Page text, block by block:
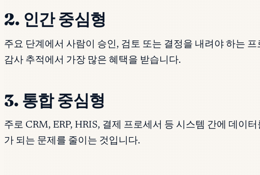
2. 인간 중심형
주요 단계에서 사람이 승인, 검토 또는 결정을 내려야 하는
감사 추적에서 가장 많은 혜택을 받습니다.
3. 통합 중심형
주로 CRM, ERP, HRIS, 결제 프로세서 등 시스템 간에 데이
가 되는 문제를 줄이는 것입니다.